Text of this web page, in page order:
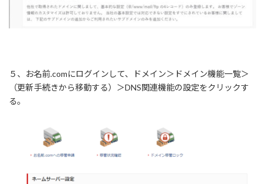
５、お名前.comにログインして、ドメイン＞ドメイン機能一覧＞
（更新手続きから移動する）＞DNS関連機能の設定をクリックす
る。